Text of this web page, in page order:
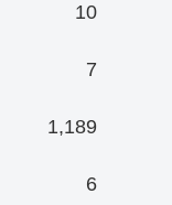
10
7
1,189
6